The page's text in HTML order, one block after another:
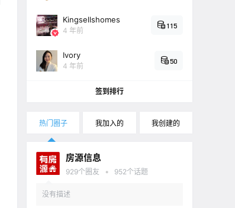
Kingsellshomes
4 年前
115
Ivory
4 年前
50
签到排行
热门圈子 我加入的 我创建的
房源信息
929个圈友 • 952个话题
没有描述